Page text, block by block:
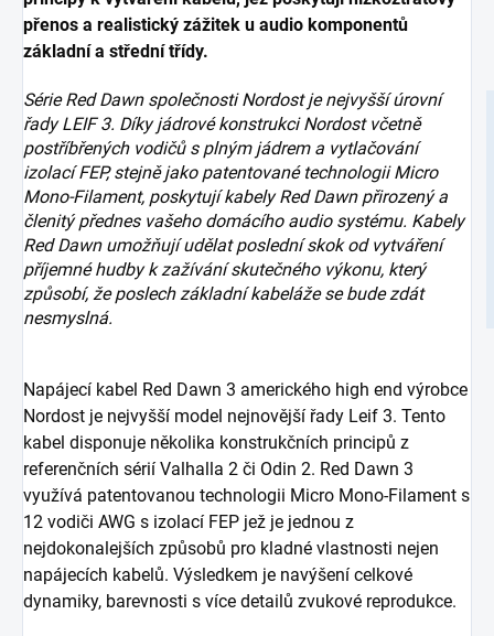
přenos a realistický zážitek u audio komponentů
základní a střední třídy.
Série Red Dawn společnosti Nordost je nejvyšší úrovní
řady LEIF 3. Díky jádrové konstrukci Nordost včetně
postříbřených vodičů s plným jádrem a vytlačování
izolací FEP, stejně jako patentované technologii Micro
Mono-Filament, poskytují kabely Red Dawn přirozený a
členitý přednes vašeho domácího audio systému. Kabely
Red Dawn umožňují udělat poslední skok od vytváření
příjemné hudby k zažívání skutečného výkonu, který
způsobí, že poslech základní kabeláže se bude zdát
nesmyslná.
Napájecí kabel Red Dawn 3 amerického high end výrobce
Nordost je nejvyšší model nejnovější řady Leif 3. Tento
kabel disponuje několika konstrukčních principů z
referenčních sérií Valhalla 2 či Odin 2. Red Dawn 3
využívá patentovanou technologii Micro Mono-Filament s
12 vodiči AWG s izolací FEP jež je jednou z
nejdokonalejších způsobů pro kladné vlastnosti nejen
napájecích kabelů. Výsledkem je navýšení celkové
dynamiky, barevnosti s více detailů zvukové reprodukce.